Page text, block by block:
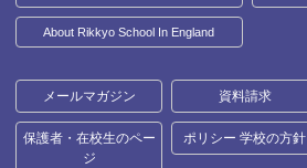
About Rikkyo School In England
メールマガジン 資料請求
保護者・在校生のペー
ジ
ポリシー 学校の方針